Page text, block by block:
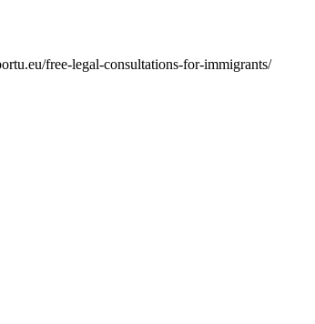
free-legal-consultations-for-immigrants/